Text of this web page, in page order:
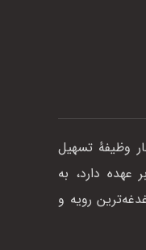
وظیفهٔ تسهیل
عهده دارد، به
رویه و